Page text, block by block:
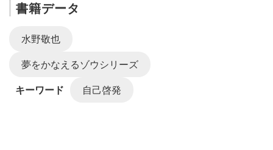
書籍データ
水野敬也
夢をかなえるゾウシリーズ
キーワード 自己啓発